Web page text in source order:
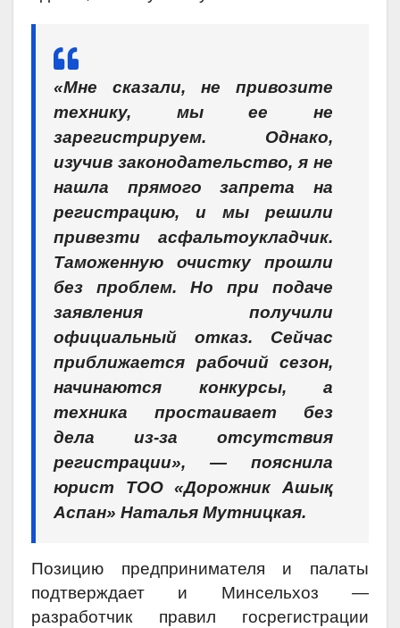
«Мне сказали, не привозите
технику, мы ее не
зарегистрируем. Однако,
изучив законодательство, я не
нашла прямого запрета на
регистрацию, и мы решили
привезти асфальтоукладчик.
Таможенную очистку прошли
без проблем. Но при подаче
заявления получили
официальный отказ. Сейчас
приближается рабочий сезон,
начинаются конкурсы, а
техника простаивает без
дела из-за отсутствия
регистрации», — пояснила
юрист ТОО «Дорожник Ашық
Аспан» Наталья Мутницкая.
Позицию предпринимателя и палаты
подтверждает и Минсельхоз —
разработчик правил госрегистрации